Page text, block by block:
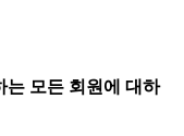
모든 회원에 대하